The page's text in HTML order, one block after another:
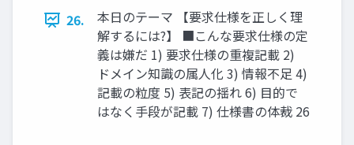
26.
本日のテーマ 【要求仕様を正しく理
解するには?】 ■こんな要求仕様の定
義は嫌だ 1) 要求仕様の重複記載 2)
ドメイン知識の属人化 3) 情報不足 4)
記載の粒度 5) 表記の揺れ 6) 目的で
はなく手段が記載 7) 仕様書の体裁 26